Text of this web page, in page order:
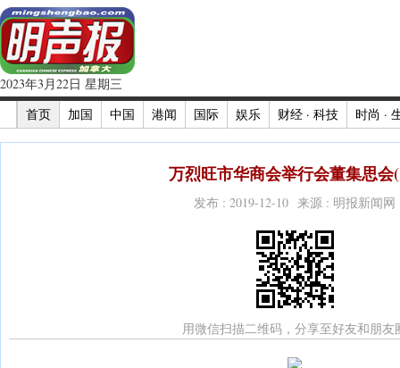
2023年3月22日 星期三
首页
加国 中国 港闻 国际 娱乐 财经 · 科技 时尚 ·
万烈旺市华商会举行会董集思会
发布 : 2019-12-10 来源 : 明报新闻网
用微信扫描二维码，分享至好友和朋友